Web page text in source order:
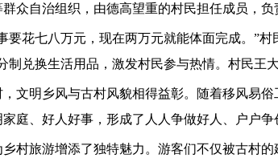
众自治组织，由德高望重的村民担任成员，
要花七八万元，现在两万元就能体面完成。”
制兑换生活用品，激发村民参与热情。村民王
文明乡风与古村风貌相得益彰。随着移风易
庭、好人好事，形成了人人争做好人、户户争
村旅游增添了独特魅力。游客们不仅被古村